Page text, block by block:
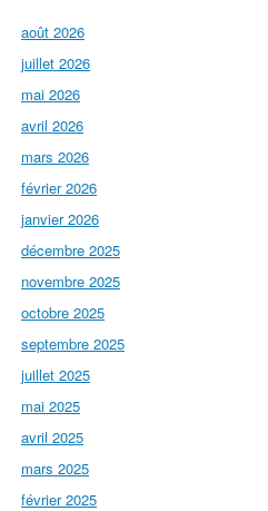
août 2026
juillet 2026
mai 2026
avril 2026
mars 2026
février 2026
janvier 2026
décembre 2025
novembre 2025
octobre 2025
septembre 2025
juillet 2025
mai 2025
avril 2025
mars 2025
février 2025